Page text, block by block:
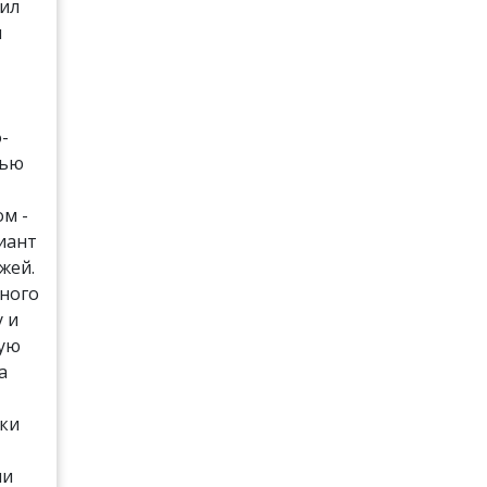
-
и